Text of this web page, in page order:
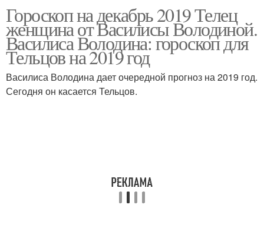
Телец для мужчин
Гороскоп на декабрь 2019 Телец
женщина от Василисы Володиной.
Василиса Володина: гороскоп для
Тельцов на 2019 год
Василиса Володина дает очередной прогноз на 2019 год.
Сегодня он касается Тельцов.